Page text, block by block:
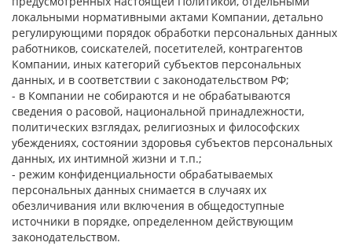
локальными нормативными актами Компании, детально
регулирующими порядок обработки персональных данных
работников, соискателей, посетителей, контрагентов
Компании, иных категорий субъектов персональных
данных, и в соответствии с законодательством РФ;
- в Компании не собираются и не обрабатываются
сведения о расовой, национальной принадлежности,
политических взглядах, религиозных и философских
убеждениях, состоянии здоровья субъектов персональных
данных, их интимной жизни и т.п.;
- режим конфиденциальности обрабатываемых
персональных данных снимается в случаях их
обезличивания или включения в общедоступные
источники в порядке, определенном действующим
законодательством.